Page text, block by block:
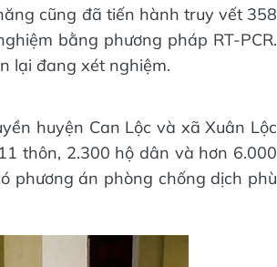
cũng đã tiến hành truy vết 358
bằng phương pháp RT-PCR.
lại đang xét nghiệm.
huyện Can Lộc và xã Xuân Lộc
thôn, 2.300 hộ dân và hơn 6.000
phương án phòng chống dịch phù